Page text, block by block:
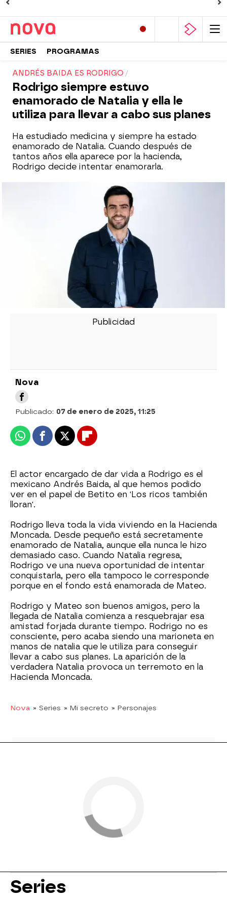
SERIES PROGRAMAS
ANDRÉS BAIDA ES RODRIGO
Rodrigo siempre estuvo
enamorado de Natalia y ella le
utiliza para llevar a cabo sus planes
Ha estudiado medicina y siempre ha estado
enamorado de Natalia. Cuando después de
tantos años ella aparece por la hacienda,
Rodrigo decide intentar enamorarla.
Nova
Publicado: 07 de enero de 2025, 11:25
WhatsappFacebook
X Flipboard
El actor encargado de dar vida a Rodrigo es el
mexicano Andrés Baida, al que hemos podido
ver en el papel de Betito en 'Los ricos también
lloran'.
Rodrigo lleva toda la vida viviendo en la Hacienda
Moncada. Desde pequeño está secretamente
enamorado de Natalia, aunque ella nunca le hizo
demasiado caso. Cuando Natalia regresa,
Rodrigo ve una nueva oportunidad de intentar
conquistarla, pero ella tampoco le corresponde
porque en el fondo está enamorada de Mateo.
Rodrigo y Mateo son buenos amigos, pero la
llegada de Natalia comienza a resquebrajar esa
amistad forjada durante tiempo. Rodrigo no es
consciente, pero acaba siendo una marioneta en
manos de natalia que le utiliza para conseguir
llevar a cabo sus planes. La aparición de la
verdadera Natalia provoca un terremoto en la
Hacienda Moncada.
Nova » Series » Mi secreto » Personajes
Series